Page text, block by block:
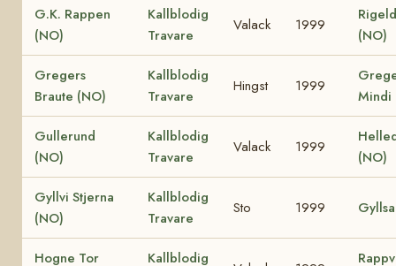
G.K. Rappen
(NO)
Kallblodig
Travare
Valack 1999
(NO)
Gregers
Braute (NO)
Kallblodig
Travare
Hingst 1999
Mindi
Gullerund
(NO)
Kallblodig
Travare
Valack 1999
(NO)
Gyllvi Stjerna
(NO)
Kallblodig
Travare
Sto 1999
Hogne Tor
Kallblodig